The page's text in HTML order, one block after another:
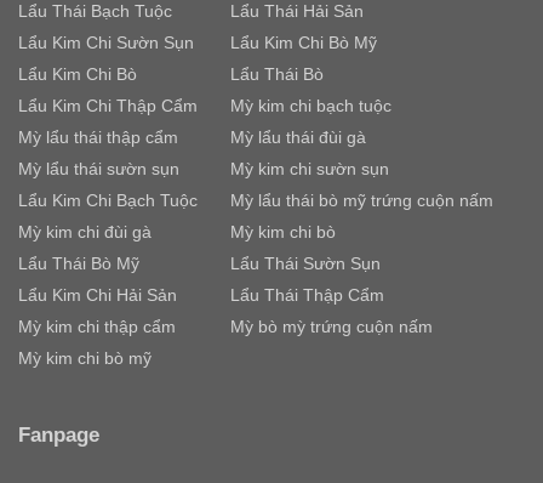
Lẩu Thái Bạch Tuộc
Lẩu Thái Hải Sản
Lẩu Kim Chi Sườn Sụn
Lẩu Kim Chi Bò Mỹ
Lẩu Kim Chi Bò
Lẩu Thái Bò
Lẩu Kim Chi Thập Cẩm
Mỳ kim chi bạch tuộc
Mỳ lẩu thái thập cẩm
Mỳ lẩu thái đùi gà
Mỳ lẩu thái sườn sụn
Mỳ kim chi sườn sụn
Lẩu Kim Chi Bạch Tuộc
Mỳ lẩu thái bò mỹ trứng cuộn nấm
Mỳ kim chi đùi gà
Mỳ kim chi bò
Lẩu Thái Bò Mỹ
Lẩu Thái Sườn Sụn
Lẩu Kim Chi Hải Sản
Lẩu Thái Thập Cẩm
Mỳ kim chi thập cẩm
Mỳ bò mỳ trứng cuộn nấm
Mỳ kim chi bò mỹ
Fanpage